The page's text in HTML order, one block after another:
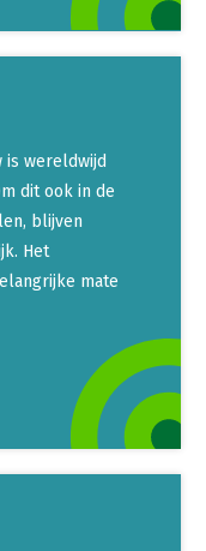
is wereldwijd
dit ook in de
blijven
Het
mate